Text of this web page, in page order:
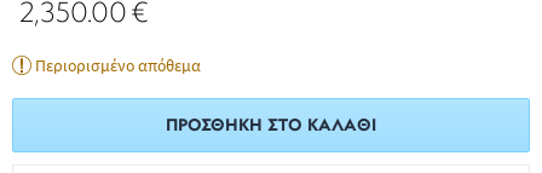
2,350.00 €
Περιορισμένο απόθεμα
ΠΡΟΣΘΉΚΗ ΣΤΟ ΚΑΛΆΘΙ